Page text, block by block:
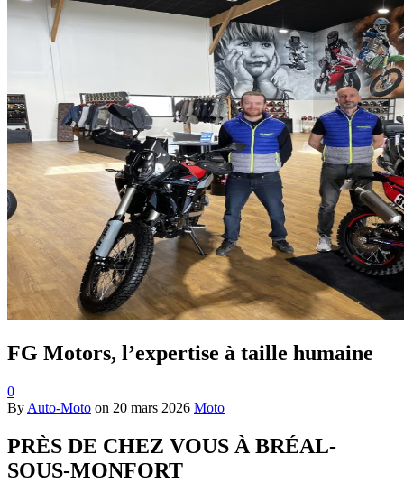
FG Motors, l’expertise à taille humaine
0
By Auto-Moto on 20 mars 2026 Moto
PRÈS DE CHEZ VOUS À BRÉAL-
SOUS-MONFORT